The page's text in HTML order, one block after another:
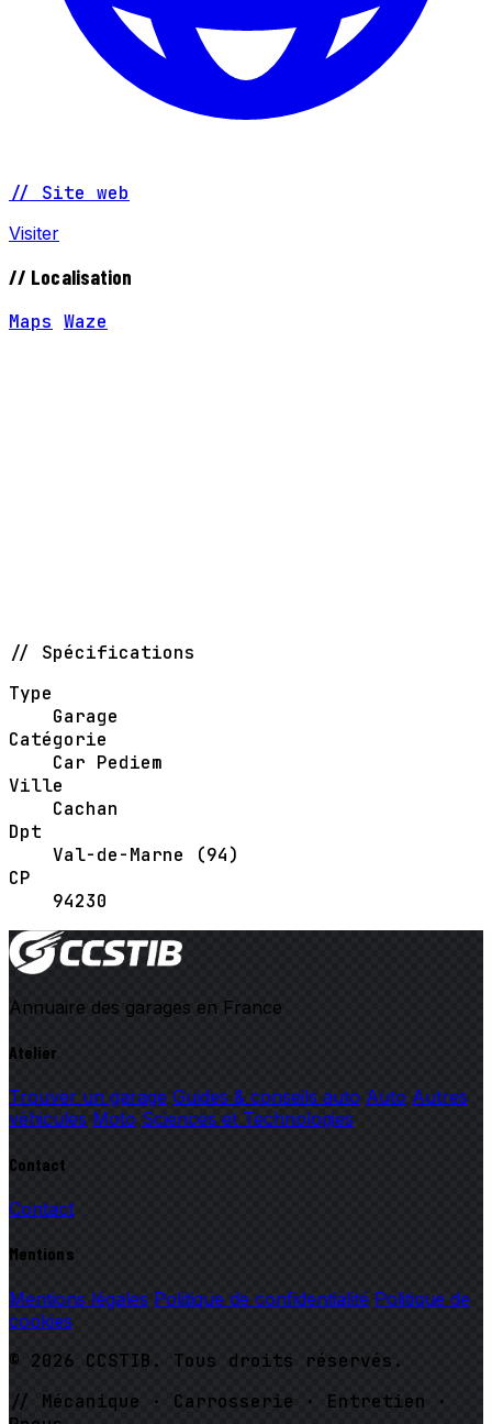
// Site web
Visiter
// Localisation
Maps Waze
// Spécifications
Type
Garage
Catégorie
Car Pediem
Ville
Cachan
Dpt
Val-de-Marne (94)
CP
94230
Annuaire des garages en France
Atelier
Trouver un garage Guides & conseils auto Auto Autres
véhicules Moto Sciences et Technologies
Contact
Contact
Mentions
Mentions légales Politique de confidentialité Politique de
cookies
© 2026 CCSTIB. Tous droits réservés.
// Mécanique · Carrosserie · Entretien ·